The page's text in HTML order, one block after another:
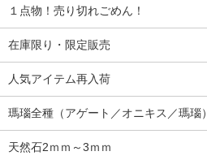
１点物！売り切れごめん！
在庫限り・限定販売
人気アイテム再入荷
瑪瑙全種（アゲート／オニキス／瑪瑙）
天然石2ｍｍ～3ｍｍ